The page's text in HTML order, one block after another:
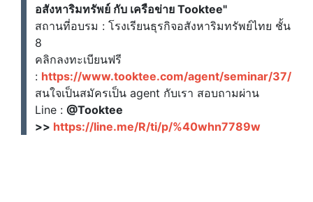
อสังหาริมทรัพย์ กับ เครือข่าย Tooktee"
สถานที่อบรม : โรงเรียนธุรกิจอสังหาริมทรัพย์ไทย ชั้น
8
คลิกลงทะเบียนฟรี
: https://www.tooktee.com/agent/seminar/37/
สนใจเป็นสมัครเป็น agent กับเรา สอบถามผ่าน
Line : @Tooktee
>> https://line.me/R/ti/p/%40whn7789w